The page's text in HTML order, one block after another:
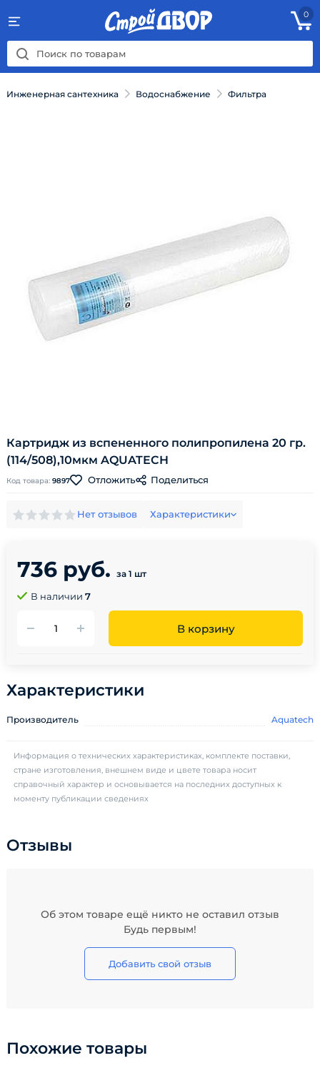
0
Инженерная сантехника Водоснабжение Фильтра
Картридж из вспененного полипропилена 20 гр.
(114/508),10мкм AQUATECH
Код товара: 9897 Отложить Поделиться
Нет отзывов Характеристики
736 руб. за 1 шт
В наличии 7
В корзину
Характеристики
Производитель Aquatech
Информация о технических характеристиках, комплекте поставки,
стране изготовления, внешнем виде и цвете товара носит
справочный характер и основывается на последних доступных к
моменту публикации сведениях
Отзывы
Об этом товаре ещё никто не оставил отзыв
Будь первым!
Добавить свой отзыв
Похожие товары